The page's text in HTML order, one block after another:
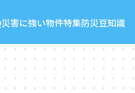
災害に強い物件特集防災豆知識